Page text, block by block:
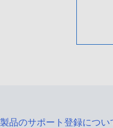
製品のサポート登録につい